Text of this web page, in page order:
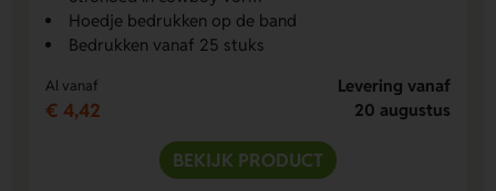
Hoedje bedrukken op de band
Bedrukken vanaf 25 stuks
Al vanaf
€ 4,42
Levering vanaf
20 augustus
BEKIJK PRODUCT